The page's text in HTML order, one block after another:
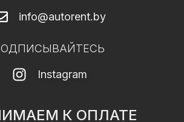
info@autorent.by
Instagram
К ОПЛАТЕ